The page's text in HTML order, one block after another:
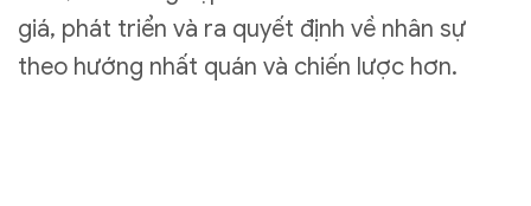
giá, phát triển và ra quyết định về nhân sự
theo hướng nhất quán và chiến lược hơn.